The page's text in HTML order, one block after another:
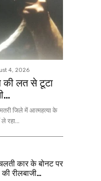
4, 2026
की लत से टूटा
जिले में आत्महत्या के
रहा...
कार के बोनट पर
रीलबाजी…